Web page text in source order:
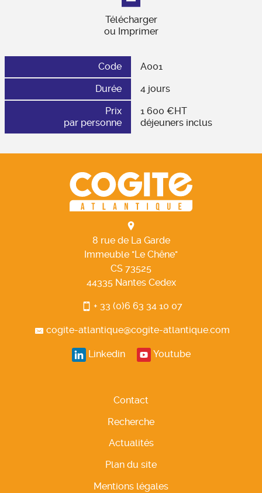
Télécharger
ou Imprimer
Code
A001
Durée
4 jours
Prix
par personne
1 600 €HT
déjeuners inclus
8 rue de La Garde
Immeuble "Le Chêne"
CS 73525
44335 NantesCedex
+ 33 (0)6 63 34 10 07
cogite-atlantique@cogite-atlantique.com
Linkedin Youtube
Contact
Recherche
Actualités
Plan du site
Mentions légales